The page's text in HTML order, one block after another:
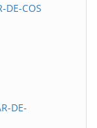
COS
DE-